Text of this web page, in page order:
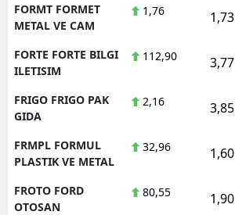
FORMT FORMET
METAL VE CAM
1,76 1,73
FORTE FORTE BILGI
ILETISIM
112,90 3,77
FRIGO FRIGO PAK
GIDA
2,16 3,85
FRMPL FORMUL
PLASTIK VE METAL
32,96 1,60
FROTO FORD
OTOSAN
80,55 1,90